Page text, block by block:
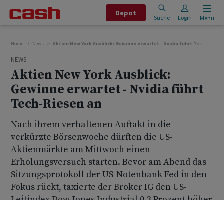
Depot
Suche Login Menu
Home News Aktien New York Ausblick: Gewinne erwartet - Nvidia führt Tech-
NEWS
Aktien New York Ausblick:
Gewinne erwartet - Nvidia führt
Tech-Riesen an
Nach ihrem verhaltenen Auftakt in die
verkürzte Börsenwoche dürften die US-
Aktienmärkte am Mittwoch einen
Erholungsversuch starten. Bevor am Abend das
Sitzungsprotokoll der US-Notenbank Fed in den
Fokus rückt, taxierte der Broker IG den US-